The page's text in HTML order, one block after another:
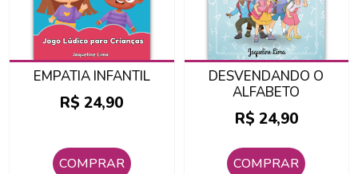
EMPATIA INFANTIL
R$ 24,90
COMPRAR
DESVENDANDO O
ALFABETO
R$ 24,90
COMPRAR